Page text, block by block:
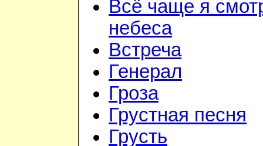
Всё чаще я
небеса
Встреча
Генерал
Гроза
Грустная песня
Грусть